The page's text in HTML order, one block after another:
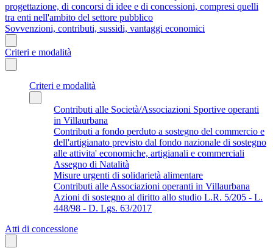
progettazione, di concorsi di idee e di concessioni, compresi quelli
tra enti nell'ambito del settore pubblico
Sovvenzioni, contributi, sussidi, vantaggi economici
Criteri e modalità
Criteri e modalità
Contributi alle Società/Associazioni Sportive operanti
in Villaurbana
Contributi a fondo perduto a sostegno del commercio e
dell'artigianato previsto dal fondo nazionale di sostegno
alle attivita' economiche, artigianali e commerciali
Assegno di Natalità
Misure urgenti di solidarietà alimentare
Contributi alle Associazioni operanti in Villaurbana
Azioni di sostegno al diritto allo studio L.R. 5/205 - L.
448/98 - D. Lgs. 63/2017
Atti di concessione